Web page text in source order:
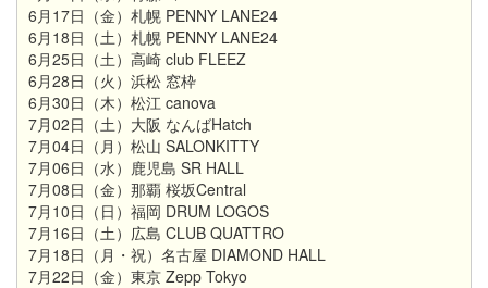
6月17日（金）札幌 PENNY LANE24
6月18日（土）札幌 PENNY LANE24
6月25日（土）高崎 club FLEEZ
6月28日（火）浜松 窓枠
6月30日（木）松江 canova
7月02日（土）大阪 なんばHatch
7月04日（月）松山 SALONKITTY
7月06日（水）鹿児島 SR HALL
7月08日（金）那覇 桜坂Central
7月10日（日）福岡 DRUM LOGOS
7月16日（土）広島 CLUB QUATTRO
7月18日（月・祝）名古屋 DIAMOND HALL
7月22日（金）東京 Zepp Tokyo